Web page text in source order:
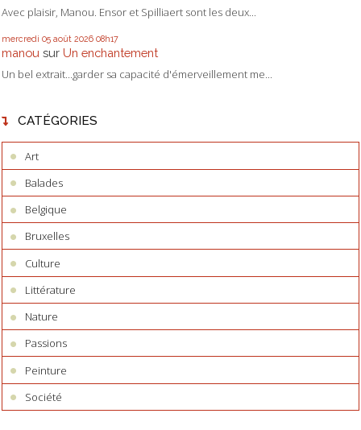
Avec plaisir, Manou. Ensor et Spilliaert sont les deux...
mercredi 05 août 2026 08h17
manou sur Un enchantement
Un bel extrait...garder sa capacité d'émerveillement me...
CATÉGORIES
Art
Balades
Belgique
Bruxelles
Culture
Littérature
Nature
Passions
Peinture
Société